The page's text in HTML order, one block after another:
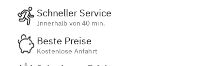
Schneller Service
Innerhalb von 40 min.
Beste Preise
Kostenlose Anfahrt